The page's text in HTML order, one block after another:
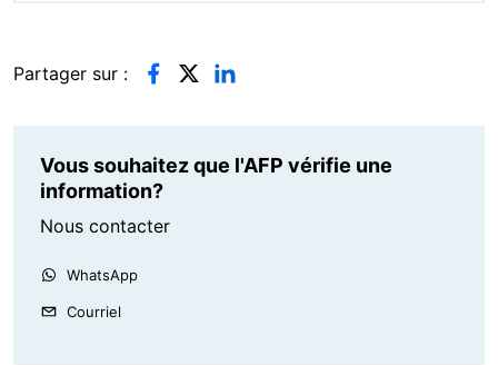
Partager sur :
Vous souhaitez que l'AFP vérifie une
information?
Nous contacter
WhatsApp
Courriel